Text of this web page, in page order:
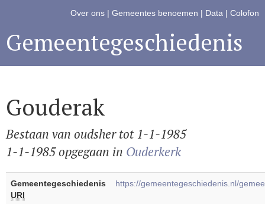
Over ons | Gemeentes benoemen | Data | Colofon
Gemeentegeschiedenis
Gouderak
Bestaan van oudsher tot 1-1-1985
1-1-1985 opgegaan in Ouderkerk
Gemeentegeschiedenis
URI
https://gemeentegeschiedenis.nl/